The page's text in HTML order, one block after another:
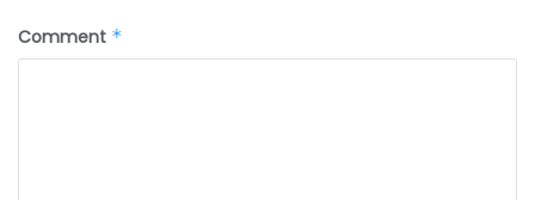
Comment *